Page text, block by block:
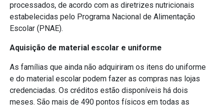
processados, de acordo com as diretrizes nutricionais
estabelecidas pelo Programa Nacional de Alimentação
Escolar (PNAE).
Aquisição de material escolar e uniforme
As famílias que ainda não adquiriram os itens do uniforme
e do material escolar podem fazer as compras nas lojas
credenciadas. Os créditos estão disponíveis há dois
meses. São mais de 490 pontos físicos em todas as